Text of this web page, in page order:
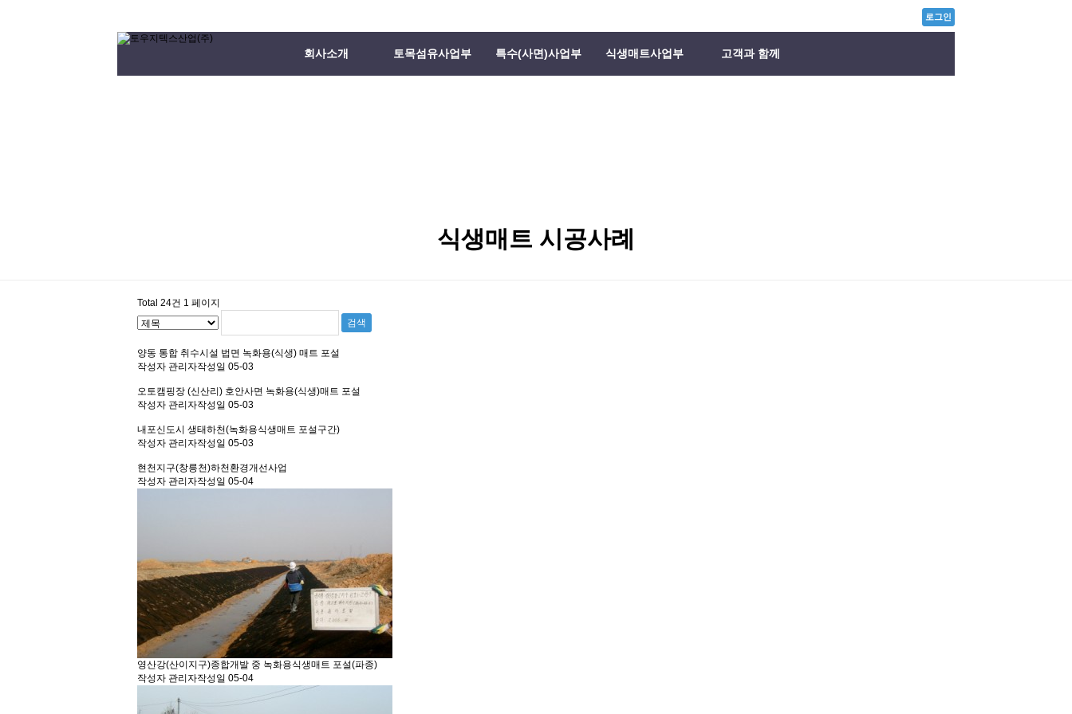
회사소개 토목섬유사업부 특수(사면)사업부 식생매트사업부 고객과 함께
로그인
식생매트 시공사례
Total 24건 1 페이지
양동 통합 취수시설 법면 녹화용(식생) 매트 포설
작성자 관리자작성일 05-03
오토캠핑장 (신산리) 호안사면 녹화용(식생)매트 포설
작성자 관리자작성일 05-03
내포신도시 생태하천(녹화용식생매트 포설구간)
작성자 관리자작성일 05-03
현천지구(창릉천)하천환경개선사업
작성자 관리자작성일 05-04
영산강(산이지구)종합개발 중 녹화용식생매트 포설(파종)
작성자 관리자작성일 05-04